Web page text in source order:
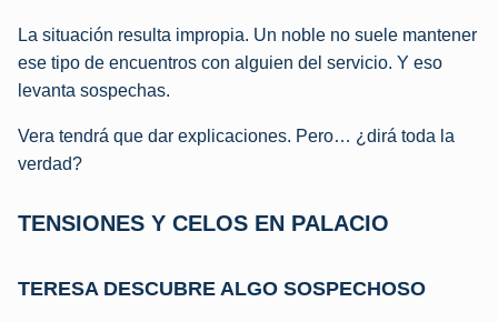
La situación resulta impropia. Un noble no suele mantener
ese tipo de encuentros con alguien del servicio. Y eso
levanta sospechas.
Vera tendrá que dar explicaciones. Pero… ¿dirá toda la
verdad?
TENSIONES Y CELOS EN PALACIO
TERESA DESCUBRE ALGO SOSPECHOSO